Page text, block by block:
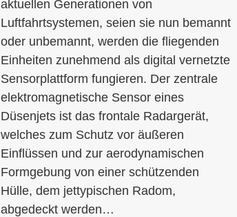
aktuellen Generationen von
Luftfahrtsystemen, seien sie nun bemannt
oder unbemannt, werden die fliegenden
Einheiten zunehmend als digital vernetzte
Sensorplattform fungieren. Der zentrale
elektromagnetische Sensor eines
Düsenjets ist das frontale Radargerät,
welches zum Schutz vor äußeren
Einflüssen und zur aerodynamischen
Formgebung von einer schützenden
Hülle, dem jettypischen Radom,
abgedeckt werden…